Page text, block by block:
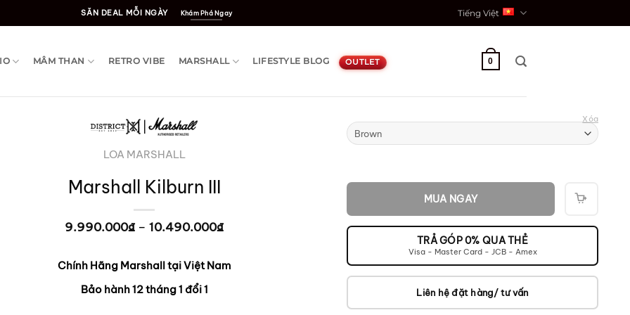
SĂN DEAL MỖI NGÀY Khám Phá Ngay Tiếng Việt
MÂM THAN RETRO VIBE MARSHALL LIFESTYLE BLOG OUTLET 0
LOA MARSHALL
Marshall Kilburn III
9.990.000₫ – 10.490.000₫
9.990.000₫
Chính Hãng Marshall tại Việt Nam
Bảo hành 12 tháng 1 đổi 1
Xóa
MUA NGAY
THÊM
TRẢ GÓP 0% QUA THẺ
Visa - Master Card - JCB - Amex
Liên hệ đặt hàng/ tư vấn